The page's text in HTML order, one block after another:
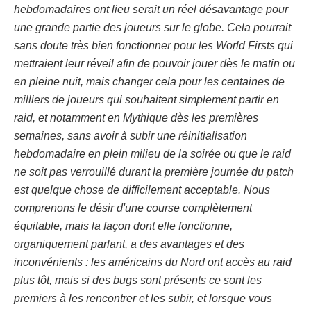
hebdomadaires ont lieu serait un réel désavantage pour
une grande partie des joueurs sur le globe. Cela pourrait
sans doute très bien fonctionner pour les World Firsts qui
mettraient leur réveil afin de pouvoir jouer dès le matin ou
en pleine nuit, mais changer cela pour les centaines de
milliers de joueurs qui souhaitent simplement partir en
raid, et notamment en Mythique dès les premières
semaines, sans avoir à subir une réinitialisation
hebdomadaire en plein milieu de la soirée ou que le raid
ne soit pas verrouillé durant la première journée du patch
est quelque chose de difficilement acceptable. Nous
comprenons le désir d'une course complètement
équitable, mais la façon dont elle fonctionne,
organiquement parlant, a des avantages et des
inconvénients : les américains du Nord ont accès au raid
plus tôt, mais si des bugs sont présents ce sont les
premiers à les rencontrer et les subir, et lorsque vous